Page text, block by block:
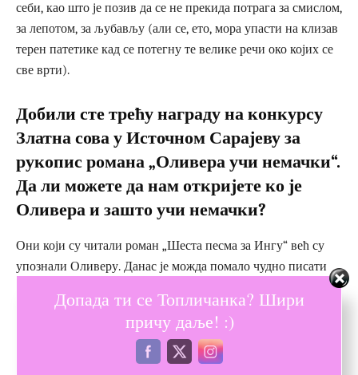
себи, као што је позив да се не прекида потрага за смислом,
за лепотом, за љубављу (али се, ето, мора упасти на клизав
терен патетике кад се потегну те велике речи око којих се
све врти).
Добили сте трећу награду на конкурсу
Златна сова у Источном Сарајеву за
рукопис романа „Оливера учи немачки“.
Да ли можете да нам откријете ко је
Оливера и зашто учи немачки?
Они који су читали роман „Шеста песма за Ингу“ већ су
упознали Оливеру. Данас је можда помало чудно писати
страница, али је и то својеврстан изазов. Надам се да у мом
случају то није повратак на старо, да не користим нужно
превазиђене обрасце (иако моји учитељи јесу писци с
Допада ти се Топличанка? Шири
причу даље! :)